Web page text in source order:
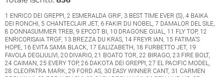
1 ENRICO DEI GREPPI, 2 ESMERALDA GRIF, 3 BEST TIME EVER (S), 4 BAIKA DEI RONCHI, 5 CHANTECLAIR JET, 6 FAKIR DU NOBEL, 7 DAMALOR DEL SILE, 8 DONNASUMMER TREB, 9 EPCOT BI, 10 DRAGONE GUAL, 11 FLY TOP, 12 ENRICORISAIA TRGF, 13 BREZZA DU KRAS, 14 FREYR IAN, 15 FATIMA'S HOPE, 16 EVITA SAMA BLACK, 17 EALIZABETH, 18 FURBETTO JET, 19 FAVOLA DEGLIULIVI, 20 DIVARIO, 21 BOATO TOR, 22 BIRAGO, 23 FIRE BOLT, 24 CAIMAN, 25 EVERY TOP, 26 DAKOTA DEI GREPPI, 27 EL PACIFIC MODEL, 28 CLEOPATRA MARK, 29 FORD AS, 30 EASY WINNER CANT, 31 CARMEN DEGLIULIVI, 32 EGRALEN SM, 33 CASH DEGLI ULIVI, 34 BEN HUR LIC, 35 FARAOND'OR, 36 FATIMA TREBI', 37 DEN GHIU GNAFA', 38 BOLETUSS, 39 DIOCLEZIANO DVS, 40 FIREBLADE, 41 ERMANA JET, 42 ZIO MARCO, 43 FAIPER DI VALMONT, 44 FURIASS, 45 FREDMERCURY TREB, 46 DULCE DE LECHE, 47 ETRUSCO CLA, 48 FREEMAN LG, 49 ENFANTPRODIGE PAR, 50 DERBY ZACK LG, 51 ETRURIOSS, 52 EROS JET, 53 DEMETRA MANY, 54 ENANDOAH N'GREGHI, 55 DE LUISA, 56 EXCALIBUR PLAY, 57 EMENEL, 58 FIRECRAKER TC, 59 COLLIER, 60 BLUEZ, 61 CRASH'EM ALL, 62 CELINE DEL RONCO, 63 EN PLEIN ZL, 64 FIAMMETTA BAR, 65 EROICA BIEFFE, 66 FALCODORO RL, 67 FARS JOY, 68 FIXELOVE HP, 69 FRANCISCO SANTOS, 70 FULMINE SHANS, 71 FARAMIR AS, 72 FAN IDOLE LAKSMY, 73 ESODO JET, 74 BIDEALE PAR, 75 FLORIDA LAN, 76 FALCONE, 77 CASTORE LUX, 78 DELFO DA, 79 ADMIRAL MEN, 80 ELEGANT JOYEUSE, 81 EASTER DEI GIOVI, 82 EDEN DEL RONCO, 83 BARONEROSSO PLAY, 84 DYNASTY RISHOW, 85 DANDY MAIL, 86 EN PLEIN BI, 87 CORRENTE MEC, 88 DESIDERIO RAL, 89 DARWIN SAN, 90 BLUMEN INDAL, 91 FIRST LADY VL, 92 FULL NAME DORIAL, 93 UN BESITO, 94 COSMO LUX, 95 AZKABAN FONT, 96 BONETTO CAS, 97 DEW DROP, 98 ENERGIA THOR, 99 COMPANY SM, 100 DARDO DEGLI DEI, 101 EUSPERIO JET, 102 ERAGON LG, 103 ZADIG DEL RONCO, 104 EDWIN JET, 105 FRANCES DE ARI, 106 FOLLIA COL, 107 FRANK SINATRA, 108 FRANC BYE BYE, 109 EGUADOR, 110 FINALMENTE PAR, 111 EQUALIZER, 112 ZARBON, 113 DATS TORE (S), 114 FAKIR ZACK, 115 EINDHOVEN DL, 116 ENCANTADO GRIF, 117 EXPRESS AV, 118 GHOST GUN (S), 119 FLAMENCO ZACK, 120 BALSAMO LEONE, 121 BYTHEBOOK (S), 122 ELIZABETHQUEEN, 123 FLAVIO, 124 FAST'N'FURIUSS, 125 FLAVIO JET, 126 FIODOR DEL RONCO, 127 EDITH DEL RONCO, 128 EASTER RUB, 129 CARBONADO, 130 EUPHORIA DI HENRY, 131 EGON FERM, 132 BOGGEYWOMAN (S), 133 ESTER PAN, 134 FINE AMA, 135 EL TRINCHE, 136 FLOY DI GIRIFALCO, 137 DEUSEXMACHINA ROB, 138 BOLERO DI POGGIO, 139 FAVOLA CAP, 140 ELTON BI, 141 ELETTRA SM, 142 COSTANTIN FERM, 143 FURIA, 144 FAMOSO D'ORIO, 145 FREDERIC LL, 146 CAMELOT GRIF, 147 CRODINOZ, 148 FLASHBACK DANCE, 149 ENEA LEON SM, 150 ELRAFFAEL, 151 EURIDICE, 152 DOVIZIOSO, 153 BUZZ STECCA, 154 FALBALA', 155 FLEUR BI, 156 FLUSH JET, 157 USADOR FERM, 158 DAY LOVE DIPA, 159 FIRST TOR, 160 BAMAKO DEI GREPPI, 161 FLORINDA LUIS, 162 FRIDA DEL RONCO, 163 DIOR AS, 164 ENCHANTE' BIGI, 165 DRACOMAR, 166 ENERGIE CAP, 167 GYBOR WELL (F), 168 FOLEY W FIOR, 169 ERNEST JET, 170 EVA BYE BYE, 171 DRAGO CAPAR, 172 BON JOVI JET, 173 FELICITY SPAV, 174 ELSA CAP, 175 CHARLY'S MAGIC (S), 176 FOX SAN, 177 BECKHAM, 178 CRES MAIL, 179 ELTON, 180 ARI LEST, 181 ELDA, 182 FEDERER VALSAN, 183 DANIEL AV, 184 CALICANTO JET, 185 ENEA ORS, 186 ETNA TREBI', 187 DINEN, 188 DOMINGO BAR, 189 FERGUSON, 190 BRAVISSIMO LP, 191 COMMANDER CAF, 192 FLORICAND'OR, 193 FIGHTER, 194 FERNANDO D'ASA, 195 FREE REIN TFT, 196 BEATRICE GRIF, 197 DARTAGNAN FERM, 198 FORMENTERA GRIF, 199 EPICA ABY, 200 CASANOVA LG, 201 FERONIA, 202 JEROMINUS TURGOT (F), 203 FALASIA, 204 FENOMENA JET, 205 ALIGHIERI CLA, 206 CODYGAL, 207 FURETTO JET, 208 FRIDA INDAL, 209 ENERGIA PF, 210 FEMON LUIS, 211 ENDUMA D'ASTI, 212 DRUSO NERONE GPD, 213 FUOCO DI MIRA, 214 CHIRONE JET, 215 ELISA MATTO, 216 FANTOMAS GRIF, 217 EVITA RISAIA TRGF, 218 ERMAR DI GIO', 219 EXPLOSIVE JUMP LF, 220 FRIULADRIA JET, 221 ELLIOT AND CO, 222 FENDER BLACK (S), 223 FOLGORE FA, 224 ERNESTO VAL MONT, 225 ELVIO, 226 DOMINIK AV, 227 FELIX REK, 228 DONADONI EFFE, 229 ERASMUS, 230 CROUPIER, 231 FLOWCHART, 232 ENEA DIBIELLE, 233 FIBI SPRITZ, 234 FREDONIA SPAV, 235 FOREVER ORS, 236 ERICE MAIL, 237 FORREST DEI RUM, 238 FIERO, 239 DOC INDAL, 240 EDERA BAN, 241 CANADIAN WISE L, 242 FOREVER CASH LP, 243 FIEL THEORY THOR, 244 FULMINEA MONT, 245 BONITO FEG, 246 FILADELFIA, 247 ANASTASIA DEI RUM, 248 CORINNE ZS, 249 BOSTON LUIS, 250 EAGLE WISE L, 251 FREESIA MTT, 252 BLASCO REAL, 253 BILLIONAIRE FACE (S), 254 ZAFFRON PLAY, 255 FEDE P MAIL, 256 BARREIRO, 257 FREDDY DEI VELTRI, 258 ELAEDIZ, 259 BARNABA TREBI', 260 FABERGE' REGAL, 261 FIRST PRINCESS, 262 DAMON PAX, 263 CHAPEAU THREE, 264 EASY MAGIC BKS, 265 FRANKIE JR, 266 BENVENUTO PAR, 267 UNIVERSO JET, 268 DON'T CATCH LJ, 269 ZINGARO DEI RUM, 270 EFELANTE BABA, 271 ZIO CARLO JET, 272 FIONA SCO, 273 EIFFEL FI, 274 FEDRO EK, 275 CRISTALLO ARC, 276 FELIX SBI, 277 ENEA BIEFFE, 278 CLAUDIO THOR, 279 FOX TRUPPO, 280 CRYSTAL ROSS, 281 ELORA MO, 282 FREYJA DI POGGIO, 283 ELNATH, 284 ELETTRICA AV, 285 CRESO RISAIA TRGF, 286 EVERETT GRIF, 287 FBI SAN, 288 FREEDOM CARUSO, 289 FEEL GOOD FRANCIS, 290 FANGIO GRIF, 291 ERASMO PETRAL, 292 ERODIO, 293 BILLIONAIR SFERR, 294 ELTON JET, 295 CALVADOS GRIF, 296 ESTALBA PAX, 297 ARGENTO JET, 298 COMMODORO HORSE, 299 FURIOUS WIN LEONE, 300 FLOREVERSS, 301 FEDONE DEL RONCO, 302 HEAVENLY LADAY (S), 303 ZIPZERONADA (S), 304 EYRA CLUB, 305 ARGO DEL RONCO, 306 VICTORY NORD FRO, 307 FREYA DEL CIRCEO, 308 FLASH GAR, 309 FOVERMARY, 310 FLORA, 311 CLEO DIBIELLE, 312 FLEUR ST, 313 BRAVO DI RUGGI, 314 DREAM ROD D'ALVIO, 315 BARRACUDA GAR, 316 BOGOTA TOR, 317 EVER FOREVER GAR, 318 FUTURA LAKSMY, 319 FASCINO LUIS, 320 DON PIPPO DANI, 321 BEYONCE JET, 322 FLY MATTO, 323 FLOWER SLF, 324 BRAVEHEART GRIF, 325 FRANCESCO JET, 326 EVELIN COL, 327 VIRTUOSO LUIS, 328 DORA BAGGINS, 329 FOCUS JET, 330 FLY STEP, 331 CAMPIONE RAL, 332 DEGAS DEL RONCO, 333 FULMINE FAS, 334 CANDY SPRITZ, 335 FENIX JET, 336 EMIROZ, 337 FATA TURCHINA, 338 CARACAS LUBI, 339 FEYSTON DIPA, 340 BACIO DEL NORD, 341 VERDONE JET, 342 ERMETE DI POGGIO, 343 ENABLE AGAIN, 344 AMULETO LUIS, 345 ZULU' EGRAL, 346 FORGIA DEI VENTI, 347 FAST BIG LAKSMY, 348 FLAMINIA GRIF, 349 FALKO LJ, 350 CIRO JET, 351 DAFNE ROC, 352 FELICITE', 353 ZOOM OP, 354 FLO' CIR, 355 FARIDA RAB, 356 VAI MO' BLESSED, 357 ELALUNADISSE BIGI, 358 DADDY PI, 359 FIONA MAY DEI RUM, 360 DANIELONE, 361 DOUTDES, 362 EVERGREEN PAR, 363 BRONI DEL SAURO, 364 APOCALYPTO, 365 ESCOBAR, 366 FANTASTIC, 367 EVITA PAN, 368 FERULA COL, 369 FOREVERSAMABLACK, 370 FLORENCE DISA, 371 ELKJAER EFFE, 372 FILO SPRITZ, 373 FEBBRAIO, 374 EDITH GRIF, 375 DOUBLECASH LAKSMY, 376 EPOPEA PAR, 377 FOCLAND, 378 ALESSANDRO BAR, 379 FLASH WINNER, 380 BILLY IDOL (S), 381 ALCOY DEI GREPPI, 382 ELLINGTON TREB, 383 BOCCADAMO, 384 ELEMIS D'ORIO, 385 ENCANTADO GAR, 386 BED, 387 DIOGENE LASER, 388 AZZOLINA REK, 389 EDWIN ORS, 390 EVA DEI GREPPI, 391 DIOCHEBEL, 392 FELICE PETRAL, 393 FLIKA PAL FERM, 394 BONDJAMESBOND GAR, 395 CORSARO BLACK, 396 FASHION STARLOVE, 397 ESCOBAR SM, 398 FAST LOVE COL, 399 FIRST JULYCON, 400 DIABLO, 401 FARMA WISE L, 402 EMPIRE SPAV, 403 FOLLE D'AMORE, 404 FRAZIERJOE, 405 FIOR DI LOTO COL, 406 FUOCO D'AMORE, 407 FURBETTO DI GIO', 408 FANNY WISE L, 409 ELFO LZ, 410 DAVOS DEI GREPPI, 411 DUNGA, 412 CEBRENO DEGLI DEI, 413 BRADLEY FOX, 414 BROOKE US, 415 DENNY, 416 FREEDOM COL, 417 ELISABETTA JET, 418 ENDA BABA, 419 DOLTHOL, 420 DAKOTA EK, 421 CROWN STECCA, 422 DARK LADY DEI RUM, 423 CHAMPAGNE SFERR, 424 CSI LJ, 425 BREXIT PAR, 426 ERCULESS THOR, 427 ETICA JET, 428 EAMANOAMANO, 429 FOLLOW THE ROAD, 430 DOMINATORE, 431 DISCOVERY AS, 432 EBANO DEGLI DEI, 433 UBI MAYOR REGAL, 434 FIONAMAY FOX, 435 BOMBARDINO FONT, 436 FEUERWO, 437 FIAMMETTA GLORY, 438 EL CHAPO LAKSMY, 439 FARAH MIL, 440 DENA PAX, 441 FAN IDOLE TRUIA, 442 ERPIU' AVAL, 443 ELODIE STECCA, 444 EXPLOSIVE GIRL LF, 445 FUEGO CLEMAR, 446 CAMELOT COL, 447 FESTA PETRAL, 448 CALLISTO, 449 CLAYR DI JESI, 450 FALCORISAIA TRGF, 451 DONCASTER, 452 FEEL LOVED BASS, 453 FILIPPO DI CUMA, 454 FABOLOUS JET, 455 CAOS LL, 456 FAHRENHEIT GRIF, 457 FLORIDA GRIF, 458 FABOLOUS LADY TC, 459 UN SOGNO SARTOR, 460 FAVILLA AMG, 461 VOLTO DEL NORD, 462 EVYTA MAKER, 463 DYBALA ZS FZ, 464 FILIPPO WILD, 465 FORBIDDEN DANCE, 466 DIJON GROUP, 467 FLOWER BLUE SKY, 468 ETTORE D'ALVIO, 469 ECURIE AXE, 470 EOLO VALDIMAR, 471 FASHION BI, 472 FITNESS GRIF, 473 BOATO CLEMAR, 474 BIP BIP MTT, 475 EVIDENCE FERM, 476 FASTER BOY RI, 477 ERIK GROUP, 478 FARABUTTO STECCA, 479 FESTER FONT, 480 FRANCY DS, 481 ENERGY KING GAR, 482 CARS DEI DALTRI, 483 ERCOLE OP, 484 BUGGEA PAX, 485 FALAK DIPI, 486 ENGEL PAX, 487 DINAMICO SERF, 488 FUTURO DEL NORD, 489 ELSA ROSSINELLI, 490 DELIRIO, 491 FEELING RISHOW, 492 FEDEZ BIEFFE, 493 DOGMA, 494 BRANDO, 495 ENTRAPMENT COL, 496 ETON DI POGGIO, 497 AMARCORD MATTO, 498 BLANKA D'AGHI, 499 FRIDAY, 500 FEELING FOREVER (S), 501 FARFUGLIA GNAFA', 502 FLIPPER JOY, 503 EDY VDO, 504 FABIOLA LOVE, 505 ZAMPILLO OP, 506 ER POMATA FI, 507 ELTONJOHN DEI RUM, 508 DURK JET, 509 ESPERANZA ALBA SM, 510 FUTURA TREBI', 511 ERASMO NAP SM, 512 ELODIE RG, 513 CITTOZ, 514 FOSFONIO, 515 DOPING DIMAR, 516 BENHUR JET, 517 FEROCE, 518 FIPSY ETOILE, 519 ETHIAD SEVEN, 520 ERGA OMNES PAR, 521 FOXSTILE ORS, 522 FANTASTICA MATTO, 523 DELMONICA MATTO, 524 CARACAS SPAV, 525 BACCO DEGLI DEI, 526 EUCALIPTO PEL, 527 FIGHT STECCA, 528 DELHI ROC, 529 FUENTE CAS, 530 FOOTLOOSE GRIF, 531 FABER SM, 532 ADOLF INDAL, 533 DARK ORS, 534 CHOPIN GRIF, 535 DIANA BYE BYE, 536 DEMPSEY FOX, 537 ERROL FLYNN TREB, 538 FORMAT JET, 539 DUTY LG, 540 CASPIAN PLAY FONT, 541 FIANDRA ST, 542 ENKEL SPRITZ, 543 FEBO SL, 544 FREDDY DANCE, 545 MILLION TROT (S), 546 FREESTILE ORS, 547 FEISAL, 548 FIOCCONERO, 549 FIFTY NINE CLUB, 550 FIRITH, 551 DAMASCO ZACK, 552 BRIVIO D'OR, 553 DAIMON JVS, 554 ONTARIO (S), 555 FILIDORO, 556 ELFO, 557 CRASH BANDICOOT, 558 CAMILLO GEC, 559 EMMA LEON SM, 560 FUENTES CAGEORS, 561 EVELINE SPAV, 562 DAKOTA GRIF, 563 ALEANDRO LOR, 564 FIAMMANERA FI, 565 FEVER DA, 566 LOVELY WILMA (S), 567 ALCARRO LIGHT, 568 FLASH DEGLIULIVI, 569 ELENA COL, 570 CONCORDE LIVE, 571 DO